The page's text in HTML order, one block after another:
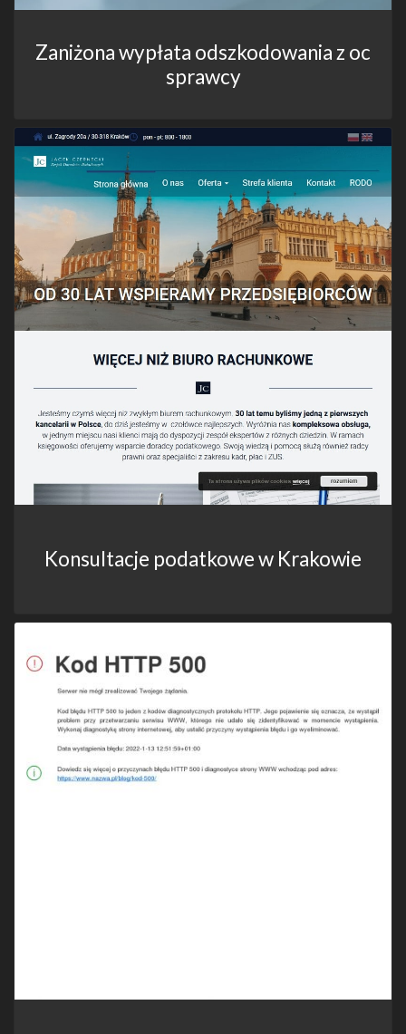
Zaniżona wypłata odszkodowania z oc
sprawcy
Konsultacje podatkowe w Krakowie